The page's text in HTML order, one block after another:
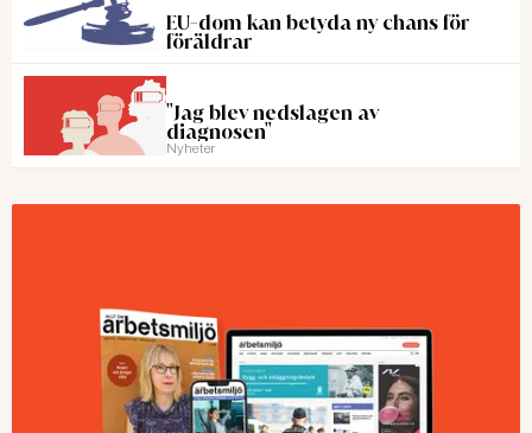
EU-dom kan betyda ny chans för
föräldrar
"Jag blev nedslagen av
diagnosen"
Nyheter